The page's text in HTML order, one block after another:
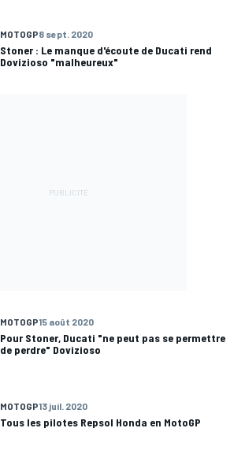
MOTOGP8 sept. 2020
Stoner : Le manque d'écoute de Ducati rend
Dovizioso "malheureux"
MOTOGP15 août 2020
Pour Stoner, Ducati "ne peut pas se permettre
de perdre" Dovizioso
MOTOGP13 juil. 2020
Tous les pilotes Repsol Honda en MotoGP